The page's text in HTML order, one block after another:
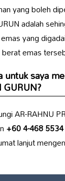
yang boleh
adalah
emas yang
emas
untuk saya
AR-RAHNU
+60 4-468 5534
lanjut